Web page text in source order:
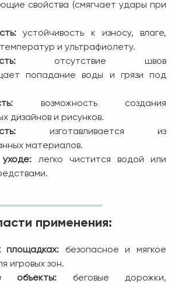
свойства (смягчает удары при
устойчивость к износу, влаге,
и ультрафиолету.
отсутствие швов
попадание воды и грязи под
возможность создания
дизайнов и рисунков.
изготавливается из
материалов.
легко чистится водой или
применения:
площадках: безопасное и мягкое
игровых зон.
объекты: беговые дорожки,